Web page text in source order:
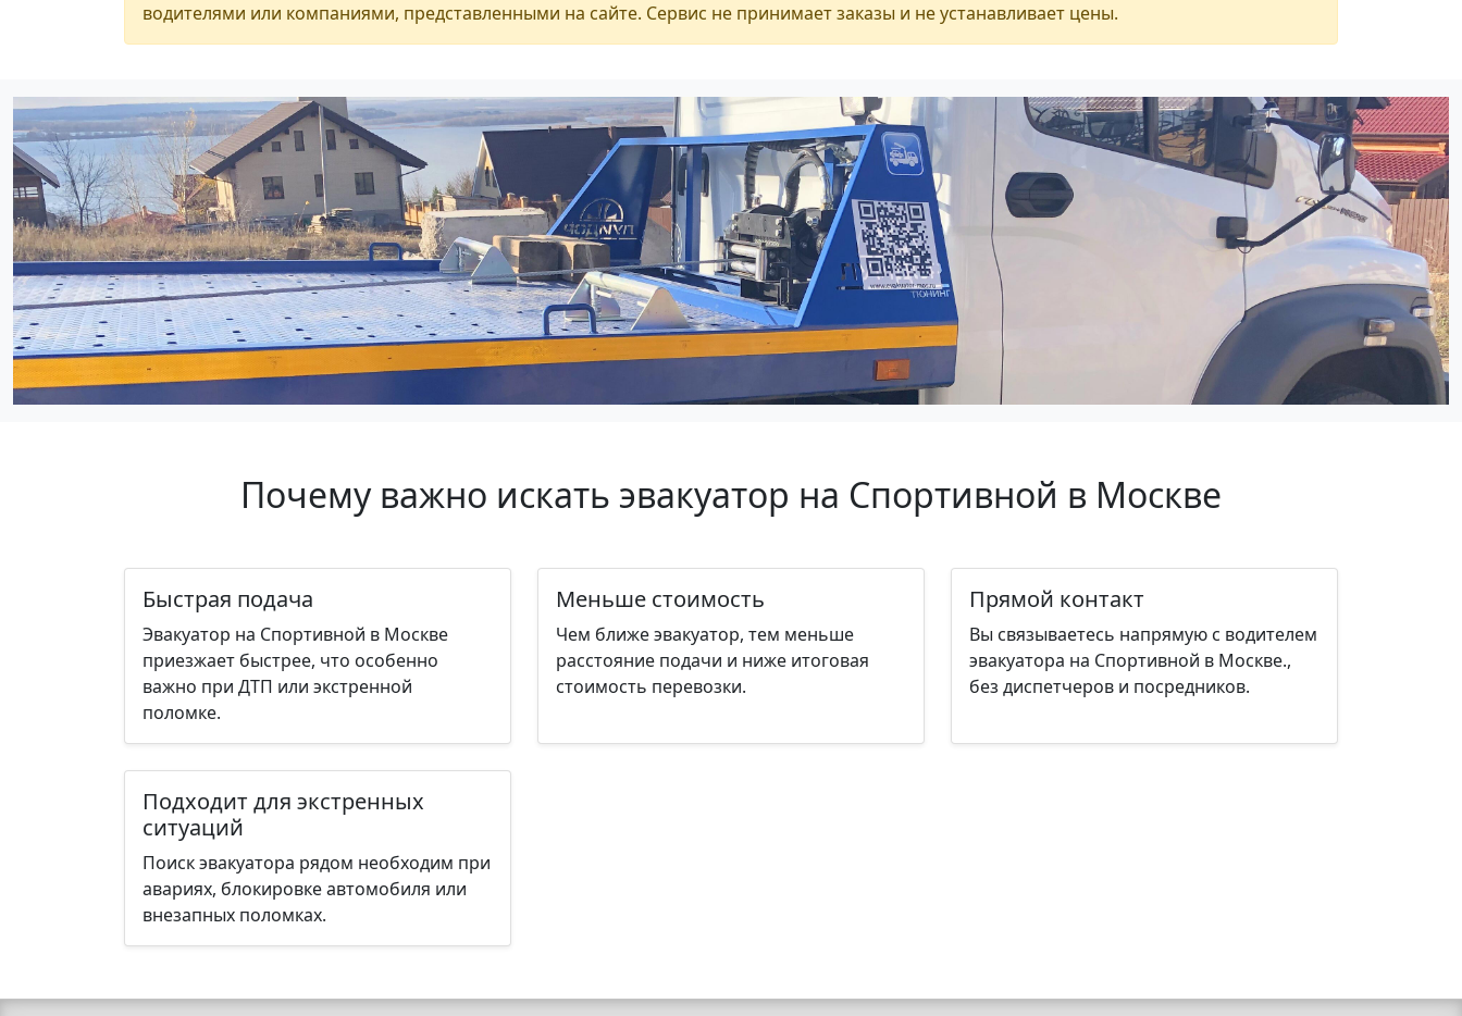
водителями или компаниями, представленными на сайте. Сервис не принимает заказы и не устанавливает цены.
Почему важно искать эвакуатор на Спортивной в Москве
Быстрая подача
Эвакуатор на Спортивной в Москве
приезжает быстрее, что особенно
важно при ДТП или экстренной
поломке.
Меньше стоимость
Чем ближе эвакуатор, тем меньше
расстояние подачи и ниже итоговая
стоимость перевозки.
Прямой контакт
Вы связываетесь напрямую с водителем
эвакуатора на Спортивной в Москве.,
без диспетчеров и посредников.
Подходит для экстренных
ситуаций
Поиск эвакуатора рядом необходим при
авариях, блокировке автомобиля или
внезапных поломках.